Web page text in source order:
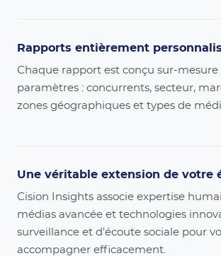
Rapports entièrement
Chaque rapport est conçu sur-mesure
paramètres : concurrents, secteur,
zones géographiques et types de
Une véritable extension de votre
Cision Insights associe expertise
médias avancée et technologies
surveillance et d'écoute sociale pour
accompagner efficacement.